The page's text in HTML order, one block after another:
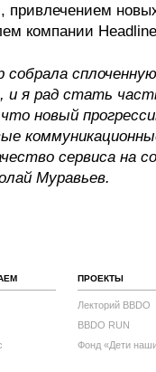
привлечением
компании
и я рад стать
новый
сервиса на
Муравьев.
ПРОЕКТЫ
Лекторий BBDO
BBDO RUN
Фонд «Дети